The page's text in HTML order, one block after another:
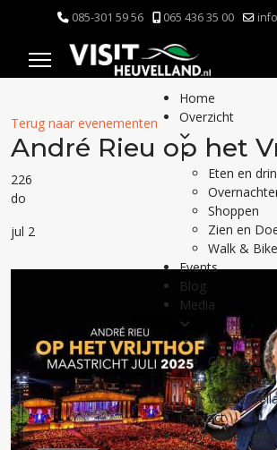
085-301 59 56 065 436 35 00
Home
Overzicht
Eten en
Shoppen
Zien en
Walk & Bike
Events
Blog
Media
Citymaps
Pocketgids
Contact
Voor
Terug naar evenementen
André Rieu op het
226
do
jul 2